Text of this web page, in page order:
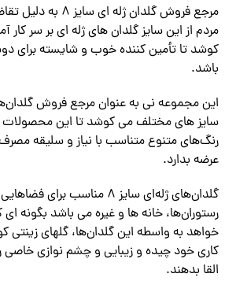
مرجع فروش گلدان ژله
مردم از این سایز گلدان های ژله ای بر سر
کوشد تا تأمین کننده خوب و شایسته برای
باشد.
این مجموعه نی به عنوان مرجع فروش
سایز های مختلف می کوشد تا این محصولات
رنگ‌های متنوع متناسب با نیاز و سلیقه مصرف
عرضه بدارد.
گلدان‌های ژله‌ای سایز ۸ مناسب
رستوران‌ها، خانه ها و غیره می باشد بگونه ای
خواهد به واسطه این گلدان‌ها، گلهای زینتی
کاری خود چیده و زیبایی و چشم نوازی خاصی
القا بدهند.